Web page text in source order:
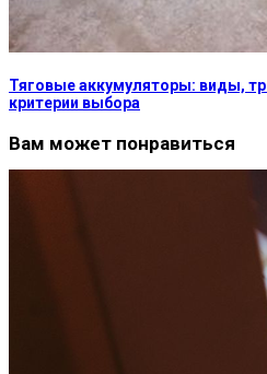
Тяговые аккумуляторы: виды,
критерии выбора
Вам может понравиться